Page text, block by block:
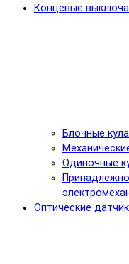
Концевые
Блочные
Одиночные
Оптические